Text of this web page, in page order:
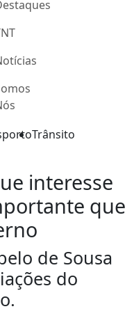
Trânsito
interesse
que
de Sousa
do